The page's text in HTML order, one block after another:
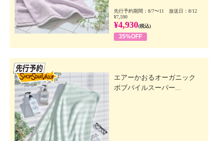
先行予約期間：8/7〜11 放送日：8/12
¥7,590
¥4,930(税込)
35%OFF
エアーかおるオーガニック
ボブパイルスーパー...